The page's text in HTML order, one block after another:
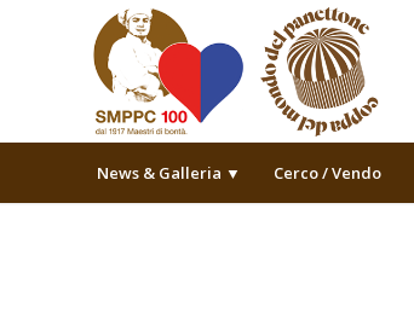
News & Galleria ▼ Cerco / Vendo